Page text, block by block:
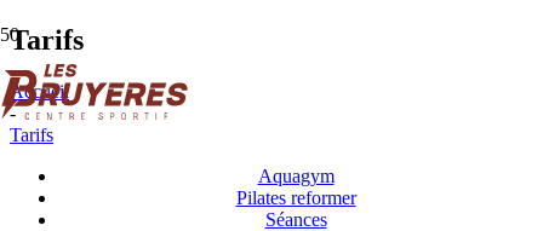
Tarifs
Accueil
-
Tarifs
Aquagym
Pilates reformer
Séances